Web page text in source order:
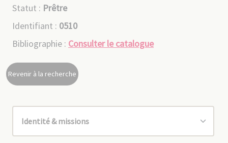
Statut : Prêtre
Identifiant : 0510
Bibliographie : Consulter le catalogue
Revenir à la recherche